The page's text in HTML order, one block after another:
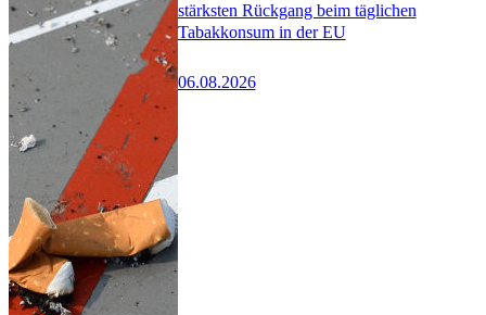
stärksten Rückgang beim täglichen
Tabakkonsum in der EU
06.08.2026